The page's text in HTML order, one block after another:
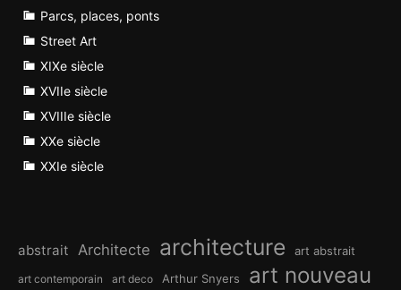
Parcs, places, ponts
Street Art
XIXe siècle
XVIIe siècle
XVIIIe siècle
XXe siècle
XXIe siècle
abstrait Architecte architecture art abstrait
art contemporain art deco Arthur Snyers art nouveau